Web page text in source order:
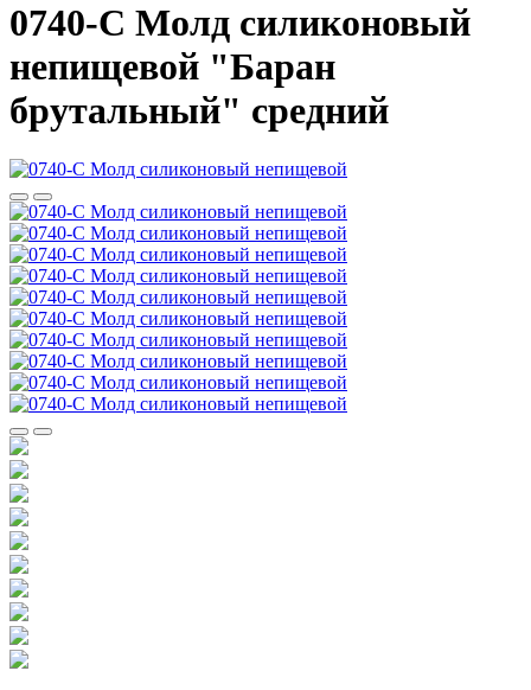
0740-С Молд силиконовый
непищевой "Баран
брутальный" средний